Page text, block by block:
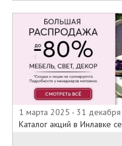
1 марта 2025 - 31
Каталог акций в Инлавке